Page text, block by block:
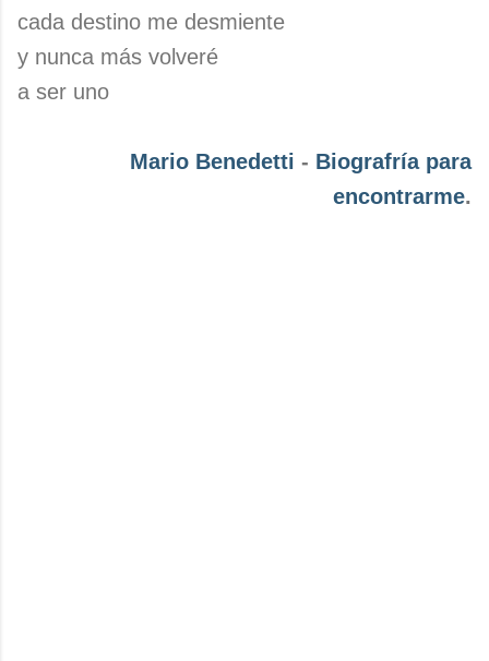
cada destino me desmiente
y nunca más volveré
a ser uno
Mario Benedetti - Biografría para
encontrarme.